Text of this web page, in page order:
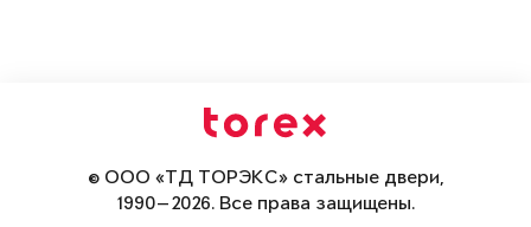
© ООО «ТД ТОРЭКС» стальные двери,
1990—2026. Все права защищены.